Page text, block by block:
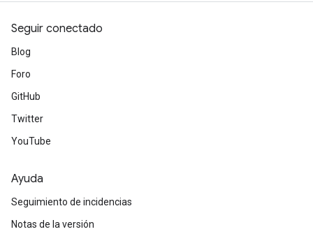
Seguir conectado
Blog
Foro
GitHub
Twitter
YouTube
Ayuda
Seguimiento de incidencias
Notas de la versión